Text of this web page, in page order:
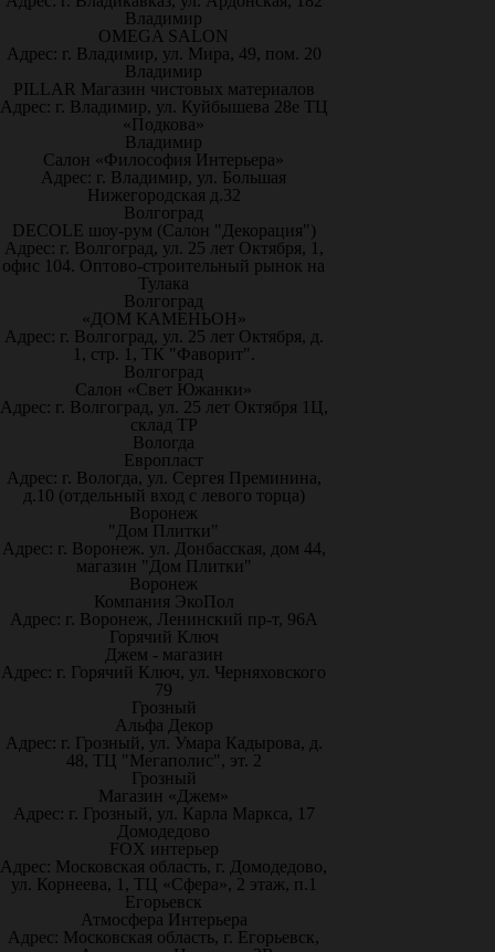
Владимир
OMEGA SALON
Адрес: г. Владимир, ул. Мира, 49, пом. 20
Владимир
PILLAR Магазин чистовых материалов
Адрес: г. Владимир, ул. Куйбышева 28е ТЦ
«Подкова»
Владимир
Салон «Философия Интерьера»
Адрес: г. Владимир, ул. Большая
Нижегородская д.32
Волгоград
DECOLE шоу-рум (Салон "Декорация")
Адрес: г. Волгоград, ул. 25 лет Октября, 1,
офис 104. Оптово-строительный рынок на
Тулака
Волгоград
«ДОМ КАМЕНЬОН»
Адрес: г. Волгоград, ул. 25 лет Октября, д.
1, стр. 1, ТК "Фаворит".
Волгоград
Салон «Свет Южанки»
Адрес: г. Волгоград, ул. 25 лет Октября 1Ц,
склад ТР
Вологда
Европласт
Адрес: г. Вологда, ул. Сергея Преминина,
д.10 (отдельный вход с левого торца)
Воронеж
"Дом Плитки"
Адрес: г. Воронеж. ул. Донбасская, дом 44,
магазин "Дом Плитки"
Воронеж
Компания ЭкоПол
Адрес: г. Воронеж, Ленинский пр-т, 96А
Горячий Ключ
Джем - магазин
Адрес: г. Горячий Ключ, ул. Черняховского
79
Грозный
Альфа Декор
Адрес: г. Грозный, ул. Умара Кадырова, д.
48, ТЦ "Мегаполис", эт. 2
Грозный
Магазин «Джем»
Адрес: г. Грозный, ул. Карла Маркса, 17
Домодедово
FOX интерьер
Адрес: Московская область, г. Домодедово,
ул. Корнеева, 1, ТЦ «Сфера», 2 этаж, п.1
Егорьевск
Атмосфера Интерьера
Адрес: Московская область, г. Егорьевск,